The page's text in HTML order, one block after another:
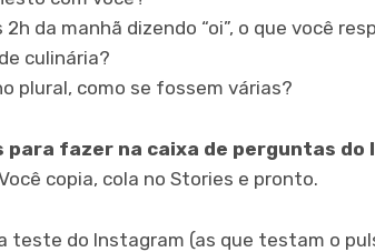
da manhã dizendo “oi”, o que você
culinária?
plural, como se fossem várias?
para fazer na caixa de perguntas do
copia, cola no Stories e pronto.
teste do Instagram (as que testam o